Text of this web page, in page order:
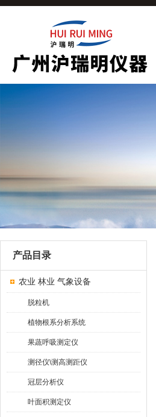
产品目录
农业 林业 气象设备
脱粒机
植物根系分析系统
果蔬呼吸测定仪
测径仪\测高测距仪
冠层分析仪
叶面积测定仪